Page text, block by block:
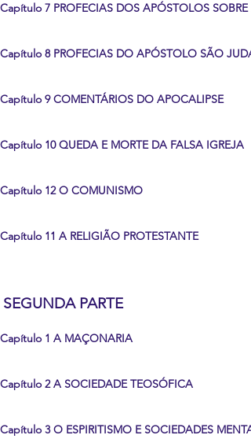
Capítulo 7 PROFECIAS DOS APÓSTOLOS SOBRE
Capítulo 8 PROFECIAS DO APÓSTOLO SÃO
Capítulo 9 COMENTÁRIOS DO APOCALIPSE
Capítulo 10 QUEDA E MORTE DA FALSA IGREJA
Capítulo 12 O COMUNISMO
Capítulo 11 A RELIGIÃO PROTESTANTE
SEGUNDA PARTE
Capítulo 1 A MAÇONARIA
Capítulo 2 A SOCIEDADE TEOSÓFICA
Capítulo 3 O ESPIRITISMO E SOCIEDADES